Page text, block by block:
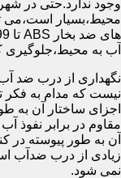
وجود ندارد.حتی در
محیط،بسیار است،می
آب به محیط،جلوگیری
نگهداری از درب ضد
نیست که مدام به فکر
اجزای ساختار آن به
مقاوم در برابر نفوذ
آن به طور پیوسته در
زیادی از درب ضدآب
نمی شود.